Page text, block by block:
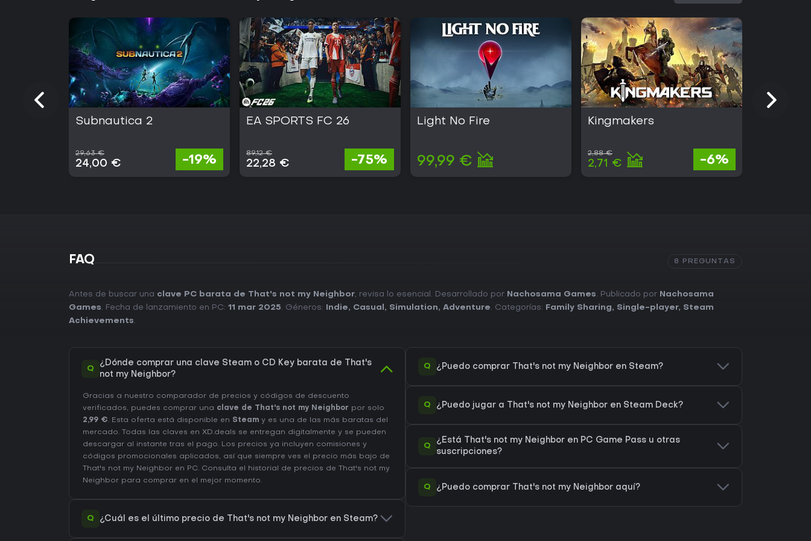
Subnautica 2
29,63 €
24,00 € -19%
EA SPORTS FC 26
89,12 €
22,28 € -75%
Light No Fire
99,99 €
Kingmakers
2,88 €
2,71 € -6%
FAQ 8 PREGUNTAS
Antes de buscar una clave PC barata de That's not my Neighbor, revisa lo esencial. Desarrollado por Nachosama Games. Publicado por Nachosama
Games. Fecha de lanzamiento en PC: 11 mar 2025. Géneros: Indie, Casual , Simulation, Adventure. Categorías: Family Sharing, Single-player, Steam
Achievements.
Q
¿Dónde comprar una clave Steam o CD Key barata de That's
not my Neighbor?
Gracias a nuestro comparador de precios y códigos de descuento
verificados, puedes comprar una clave de That's not my Neighbor por solo
2,99 €. Esta oferta está disponible en Steam y es una de las más baratas del
mercado. Todas las claves en XD.deals se entregan digitalmente y se pueden
descargar al instante tras el pago. Los precios ya incluyen comisiones y
códigos promocionales aplicados, así que siempre ves el precio más bajo de
That's not my Neighbor en PC. Consulta el
historial de precios de That's not my
Neighbor para comprar en el mejor momento.
Q ¿Cuál es el último precio de That's not my Neighbor en Steam?
Q ¿Puedo comprar That's not my Neighbor en Steam?
Q ¿Puedo jugar a That's not my Neighbor en Steam Deck?
Q
¿Está That's not my Neighbor en PC Game Pass u otras
suscripciones?
Q ¿Puedo comprar That's not my Neighbor aquí?